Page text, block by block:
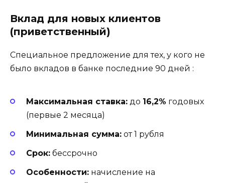
Вклад для новых клиентов
(приветственный)
Специальное предложение для тех, у кого не
было вкладов в банке последние 90 дней :
Максимальная ставка: до 16,2% годовых
(первые 2 месяца)
Минимальная сумма: от 1 рубля
Срок: бессрочно
Особенности: начисление на